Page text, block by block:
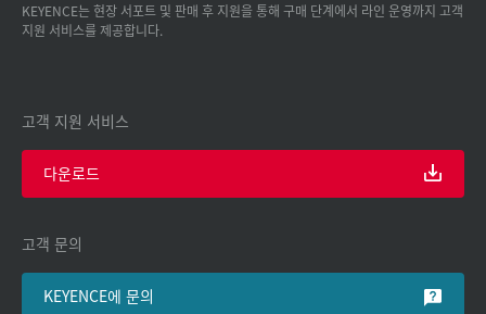
KEYENCE는 현장 서포트 및 판매 후 지원을 통해 구매 단계에서 라인 운영까지 고객
지원 서비스를 제공합니다.
고객 지원 서비스
다운로드
고객 문의
KEYENCE에 문의